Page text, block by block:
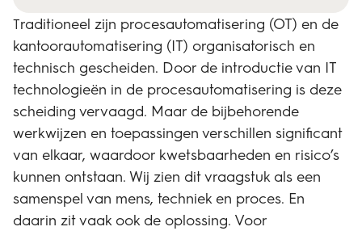
Traditioneel zijn procesautomatisering (OT) en de
kantoorautomatisering (IT) organisatorisch en
technisch gescheiden. Door de introductie van IT
technologieën in de procesautomatisering is deze
scheiding vervaagd. Maar de bijbehorende
werkwijzen en toepassingen verschillen significant
van elkaar, waardoor kwetsbaarheden en risico’s
kunnen ontstaan. Wij zien dit vraagstuk als een
samenspel van mens, techniek en proces. En
daarin zit vaak ook de oplossing. Voor